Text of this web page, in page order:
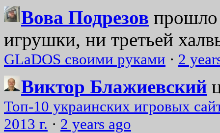
Вова Подрезов прошло
игрушки, ни третьей
GLaDOS своими руками · 2
Виктор Блажиевский
Топ-10 украинских игровых
2013 г. · 2 years ago